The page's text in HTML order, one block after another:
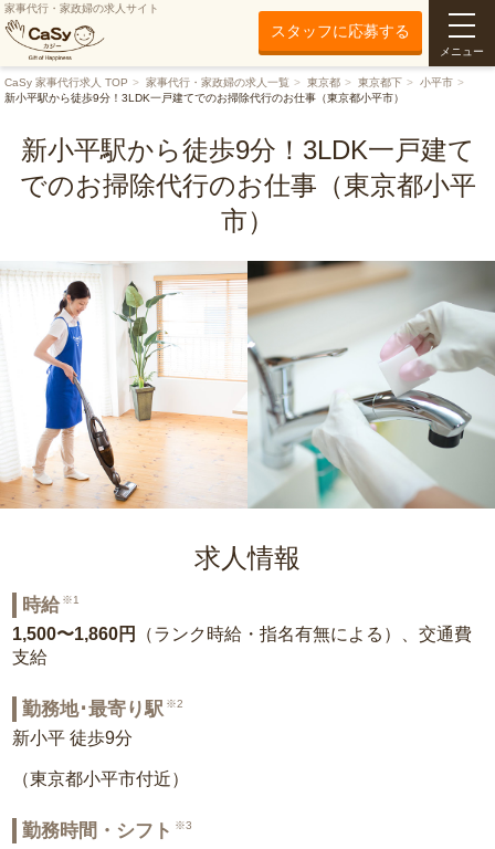
家事代行・家政婦の求人サイト
スタッフに応募する
メニュー
CaSy 家事代行求人 TOP 家事代行・家政婦の求人一覧 東京都 東京都下
小平市
新小平駅から徒歩9分！3LDK一戸建てでのお掃除代行のお仕事（東京都小平市）
新小平駅から徒歩9分！3LDK一戸建て
でのお掃除代行のお仕事（東京都小平
市）
求人情報
時給 ※1
1,500〜1,860円
（ランク時給・指名有無による）、交通費
支給
勤務地･最寄り駅 ※2
新小平 徒歩9分
（東京都小平市付近）
勤務時間・シフト ※3